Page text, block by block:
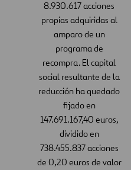
8.930.617 acciones
propias adquiridas al
amparo de un
programa de
recompra. El capital
social resultante de la
reducción ha quedado
fijado en
147.691.167,40 euros,
dividido en
738.455.837 acciones
de 0,20 euros de valor